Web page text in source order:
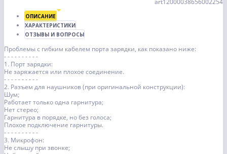
art12000038656002254
ОПИСАНИЕ
ХАРАКТЕРИСТИКИ
ОТЗЫВЫ И ВОПРОСЫ
Проблемы с гибким кабелем порта зарядки, как показано ниже:
- - - - - - - - - -
1. Порт зарядки:
Не заряжается или плохое соединение.
- - - - - - - - - -
2. Разъем для наушников (при оригинальной конструкции):
Шум;
Работает только одна гарнитура;
Нет стерео;
Гарнитура в порядке, но без голоса;
Плохое подключение гарнитуры.
- - - - - - - - - -
3. Микрофон:
Не слышу при звонке;